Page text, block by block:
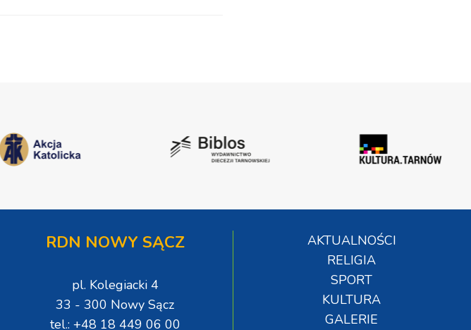
RDN NOWY SĄCZ
pl. Kolegiacki 4
33 - 300 Nowy Sącz
tel.: +48 18 449 06 00
AKTUALNOŚCI
RELIGIA
SPORT
KULTURA
GALERIE